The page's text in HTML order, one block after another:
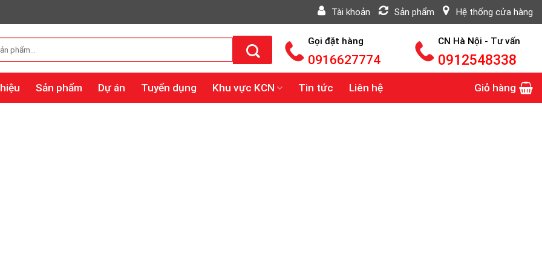
Tài khoản Sản phẩm Hệ thống cửa hàng
Gọi đặt hàng
0916627774
CN Hà Nội - Tư vấn
0912548338
Sản phẩm Dự án Tuyển dụng Khu vực KCN Tin tức Liên hệ Giỏ hàng